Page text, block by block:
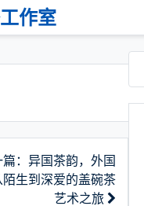
作室
篇：异国茶韵，外国
陌生到深爱的盖碗茶
艺术之旅